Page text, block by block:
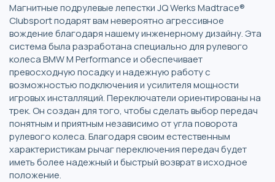
Магнитные подрулевые лепестки JQ Werks Madtrace®
Clubsport подарят вам невероятно агрессивное
вождение благодаря нашему инженерному дизайну. Эта
система была разработана специально для рулевого
колеса BMW M Performance и обеспечивает
превосходную посадку и надежную работу с
возможностью подключения и усилителя мощности
игровых инсталляций. Переключатели ориентированы на
трек. Он создан для того, чтобы сделать выбор передач
понятным и приятным независимо от угла поворота
рулевого колеса. Благодаря своим естественным
характеристикам рычаг переключения передач будет
иметь более надежный и быстрый возврат в исходное
положение.